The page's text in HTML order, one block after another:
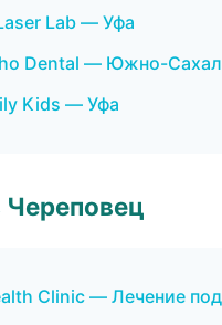
Lab — Уфа
Dental — Южно-
Kids — Уфа
Clinic — Лечение